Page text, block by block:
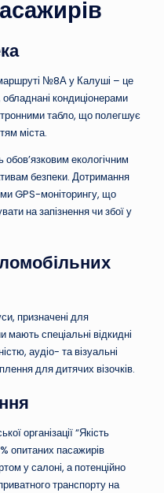
№8А у Калуші – це
обладнані кондиціонерами
табло, що полегшує
міста.
обов’язковим екологічним
безпеки. Дотримання
GPS-моніторингу, що
на запізнення чи збої у
призначені для
спеціальні відкидні
аудіо- та візуальні
для дитячих візочків.
організації “Якість
опитаних пасажирів
у салоні, а потенційно
транспорту на